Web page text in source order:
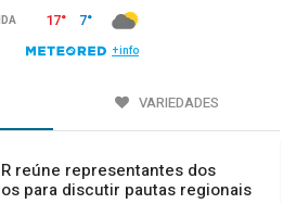
VARIEDADES
reúne representantes dos
para discutir pautas regionais